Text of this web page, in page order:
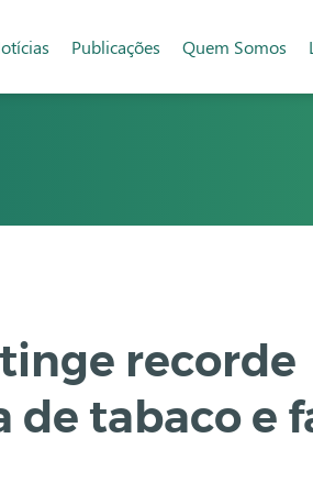
Publicações Quem Somos
recorde
de tabaco e